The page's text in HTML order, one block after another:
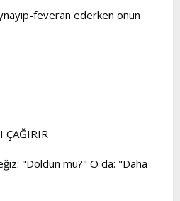
feveran ederken onun
ÇAĞIRIR
"Doldun mu?" O da: "Daha